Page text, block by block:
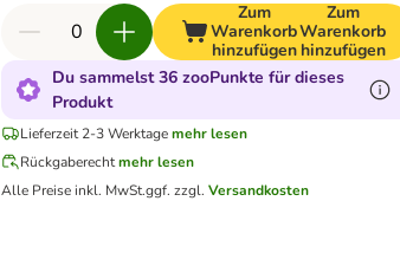
Zum
Warenkorb
hinzufügen
Zum
Warenkorb
hinzufügen
Du sammelst 36 zooPunkte für dieses
Produkt
Lieferzeit 2-3 Werktagemehr lesen
Rückgaberechtmehr lesen
Alle Preise inkl. MwSt.ggf. zzgl. Versandkosten